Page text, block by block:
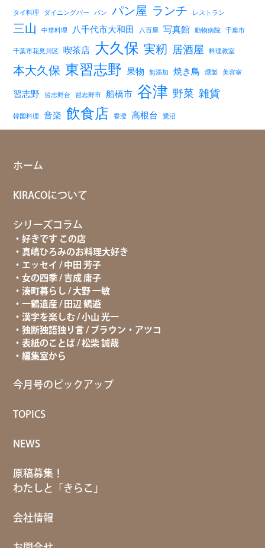
タイ料理 ダイニングバー パン パン屋 ランチ レストラン
三山 中華料理 八千代市大和田 八百屋 写真館 動物病院 千葉市
千葉市花見川区 喫茶店 大久保 実籾 居酒屋 料理教室
本大久保 東習志野 果物 無添加 焼き鳥 燻製 美容室
習志野 習志野台 習志野市 船橋市 谷津 野菜 雑貨
韓国料理 音楽 飲食店 香澄 高根台 鷺沼
ホーム
KIRACOについて
シリーズコラム
好きです この店
真嶋ひろみのお料理大好き
エッセイ / 中田 芳子
女の四季 / 吉成 庸子
湊町暮らし / 大野 一敏
一鶴遺産 / 田辺 鶴遊
漢字を楽しむ / 小山 光一
独断独語独り言 / ブラウン・アツコ
表紙のことば / 松柴 誠哉
編集室から
今月号のピックアップ
TOPICS
NEWS
原稿募集！
わたしと「きらこ」
会社情報